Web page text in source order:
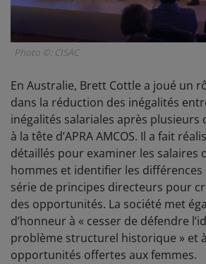
Photo ©: CISAC
En Australie, Brett Cottle a joué un
dans la réduction des inégalités
inégalités salariales après plusieurs
à la tête d’APRA AMCOS. Il a fait
détaillés pour examiner les salaires
hommes et identifier les différences
série de principes directeurs pour
des opportunités. La société met
d’honneur à « cesser de défendre
problème structurel historique » et
opportunités offertes aux femmes.